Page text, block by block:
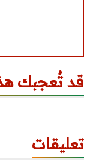
قد تُعجبك
تعليقات